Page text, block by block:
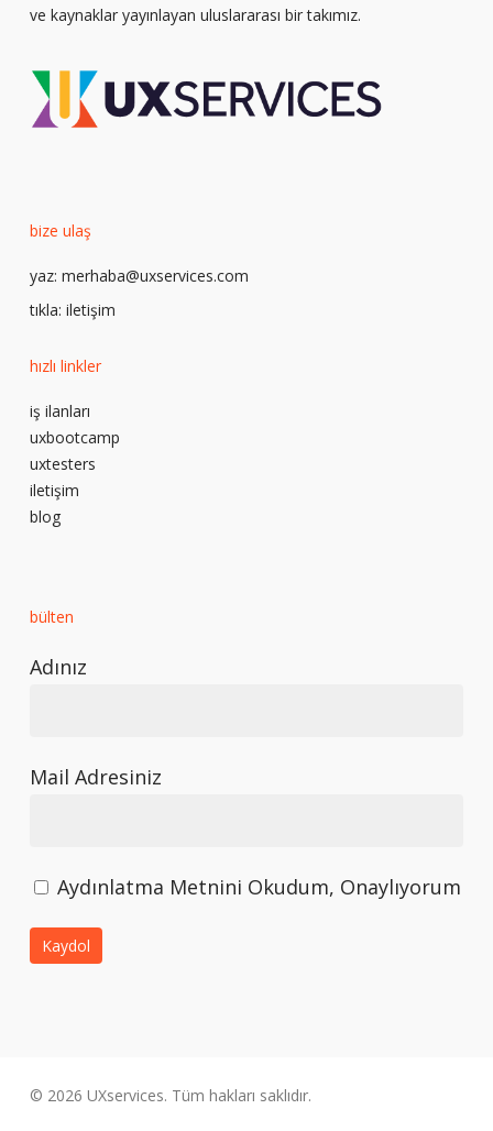
ve kaynaklar yayınlayan uluslararası bir takımız.
bize ulaş
yaz: merhaba@uxservices.com
tıkla: iletişim
hızlı linkler
iş ilanları
uxbootcamp
uxtesters
iletişim
blog
bülten
Adınız
Mail Adresiniz
Aydınlatma Metnini Okudum, Onaylıyorum
© 2026 UXservices. Tüm hakları saklıdır.